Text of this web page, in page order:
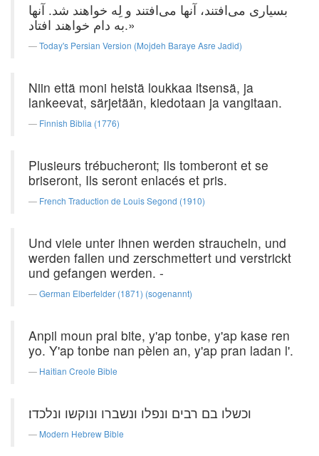
بسیاری می‌افتند، آنها می‌افتند و لِه خواهند شد. آنها
به دام خواهند افتاد.»
Today's Persian Version (Mojdeh Baraye Asre Jadid)
Niin että moni heistä loukkaa itsensä, ja
lankeevat, särjetään, kiedotaan ja vangitaan.
Finnish Biblia (1776)
Plusieurs trébucheront; Ils tomberont et se
briseront, Ils seront enlacés et pris.
French Traduction de Louis Segond (1910)
Und viele unter ihnen werden straucheln, und
werden fallen und zerschmettert und verstrickt
und gefangen werden. -
German Elberfelder (1871) (sogenannt)
Anpil moun pral bite, y'ap tonbe, y'ap kase ren
yo. Y'ap tonbe nan pèlen an, y'ap pran ladan l'.
Haitian Creole Bible
וכשלו בם רבים ונפלו ונשברו ונוקשו ונלכדו׃
Modern Hebrew Bible